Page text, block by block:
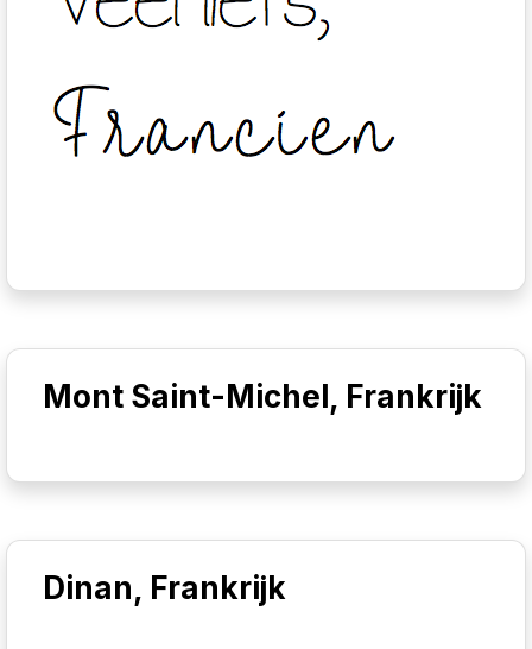
Mont Saint-Michel, Frankrijk
Dinan, Frankrijk